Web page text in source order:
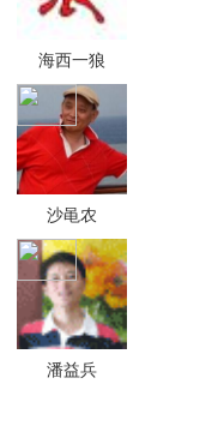
海西一狼
沙黾农
潘益兵